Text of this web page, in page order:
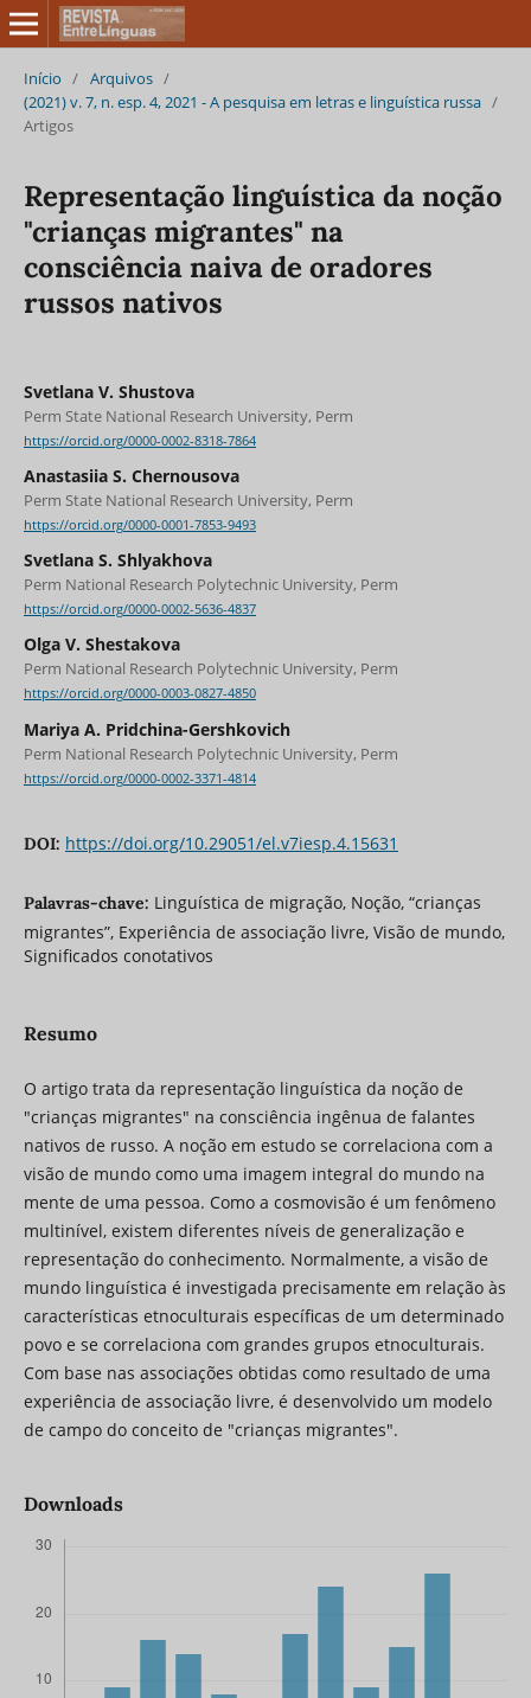
Início / Arquivos /
(2021) v. 7, n. esp. 4, 2021 - A pesquisa em letras e linguística russa /
Artigos
Representação linguística da noção
"crianças migrantes" na
consciência naiva de oradores
russos nativos
Svetlana V. Shustova
Perm State National Research University, Perm
https://orcid.org/0000-0002-8318-7864
Anastasiia S. Chernousova
Perm State National Research University, Perm
https://orcid.org/0000-0001-7853-9493
Svetlana S. Shlyakhova
Perm National Research Polytechnic University, Perm
https://orcid.org/0000-0002-5636-4837
Olga V. Shestakova
Perm National Research Polytechnic University, Perm
https://orcid.org/0000-0003-0827-4850
Mariya A. Pridchina-Gershkovich
Perm National Research Polytechnic University, Perm
https://orcid.org/0000-0002-3371-4814
DOI: https://doi.org/10.29051/el.v7iesp.4.15631
Palavras-chave: Linguística de migração, Noção, “crianças
migrantes”, Experiência de associação livre, Visão de mundo,
Significados conotativos
Resumo
O artigo trata da representação linguística da noção de
"crianças migrantes" na consciência ingênua de falantes
nativos de russo. A noção em estudo se correlaciona com a
visão de mundo como uma imagem integral do mundo na
mente de uma pessoa. Como a cosmovisão é um fenômeno
multinível, existem diferentes níveis de generalização e
representação do conhecimento. Normalmente, a visão de
mundo linguística é investigada precisamente em relação às
características etnoculturais específicas de um determinado
povo e se correlaciona com grandes grupos etnoculturais.
Com base nas associações obtidas como resultado de uma
experiência de associação livre, é desenvolvido um modelo
de campo do conceito de "crianças migrantes".
Downloads